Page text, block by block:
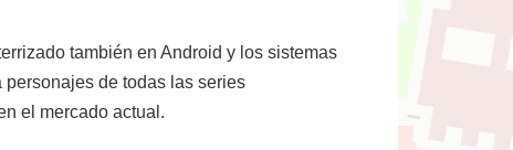
también en Android y los sistemas
de todas las series
el mercado actual.